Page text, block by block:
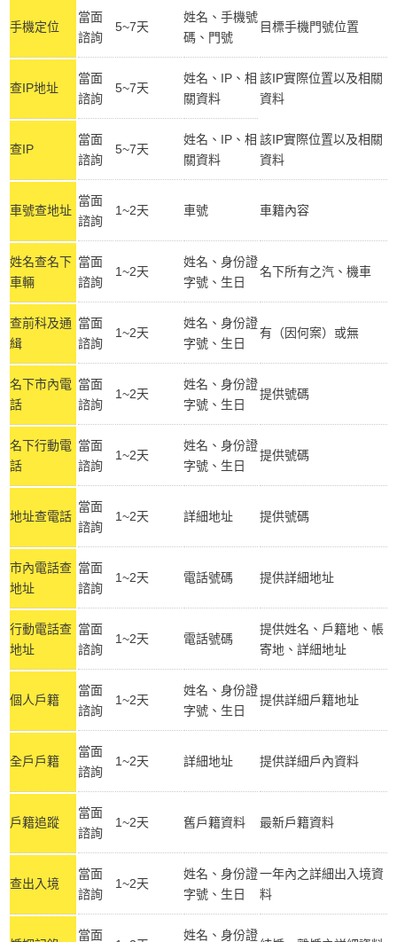
手機定位
當面
諮詢
5~7天
姓名、手機號
碼、門號
目標手機門號位置
查IP地址
當面
諮詢
5~7天
姓名、IP、相
關資料
該IP實際位置以及相關
資料
查IP
當面
諮詢
5~7天
姓名、IP、相
關資料
該IP實際位置以及相關
資料
車號查地址
當面
諮詢
1~2天 車號 車籍內容
姓名查名下
車輛
當面
諮詢
1~2天
姓名、身份證
字號、生日
名下所有之汽、機車
查前科及通
緝
當面
諮詢
1~2天
姓名、身份證
字號、生日
有（因何案）或無
名下市內電
話
當面
諮詢
1~2天
姓名、身份證
字號、生日
提供號碼
名下行動電
話
當面
諮詢
1~2天
姓名、身份證
字號、生日
提供號碼
地址查電話
當面
諮詢
1~2天 詳細地址 提供號碼
市內電話查
地址
當面
諮詢
1~2天 電話號碼 提供詳細地址
行動電話查
地址
當面
諮詢
1~2天 電話號碼
提供姓名、戶籍地、帳
寄地、詳細地址
個人戶籍
當面
諮詢
1~2天
姓名、身份證
字號、生日
提供詳細戶籍地址
全戶戶籍
當面
諮詢
1~2天 詳細地址 提供詳細戶內資料
戶籍追蹤
當面
諮詢
1~2天 舊戶籍資料 最新戶籍資料
查出入境
當面
諮詢
1~2天
姓名、身份證
字號、生日
一年內之詳細出入境資
料
當面
姓名、身份證